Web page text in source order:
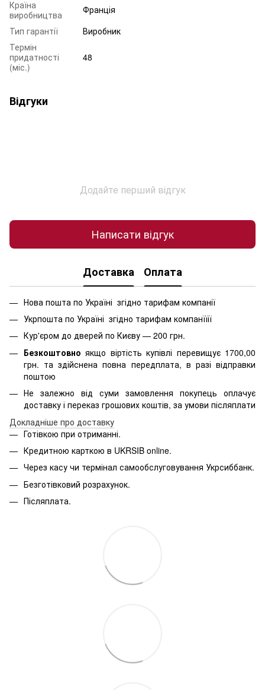
Країна
виробництва
Франція
Тип гарантії
Виробник
Термін
придатності
(міс.)
48
Відгуки
Додайте перший відгук
Написати відгук
Доставка Оплата
Нова пошта по Україні згідно тарифам компанії
Укрпошта по Україні згідно тарифам компанїїії
Кур'єром до дверей по Києву — 200 грн.
Безкоштовно якщо віртість купівлі перевищує 1700,00
грн. та здійснена повна передплата, в разі відправки
поштою
Не залежно від суми замовлення покупець оплачує
доставку і переказ грошових коштів, за умови післяплати
Докладніше про доставку
Готівкою при отриманні.
Кредитною карткою в UKRSIB online.
Через касу чи термінал самообслуговування Укрсиббанк.
Безготівковий розрахунок.
Післяплата.